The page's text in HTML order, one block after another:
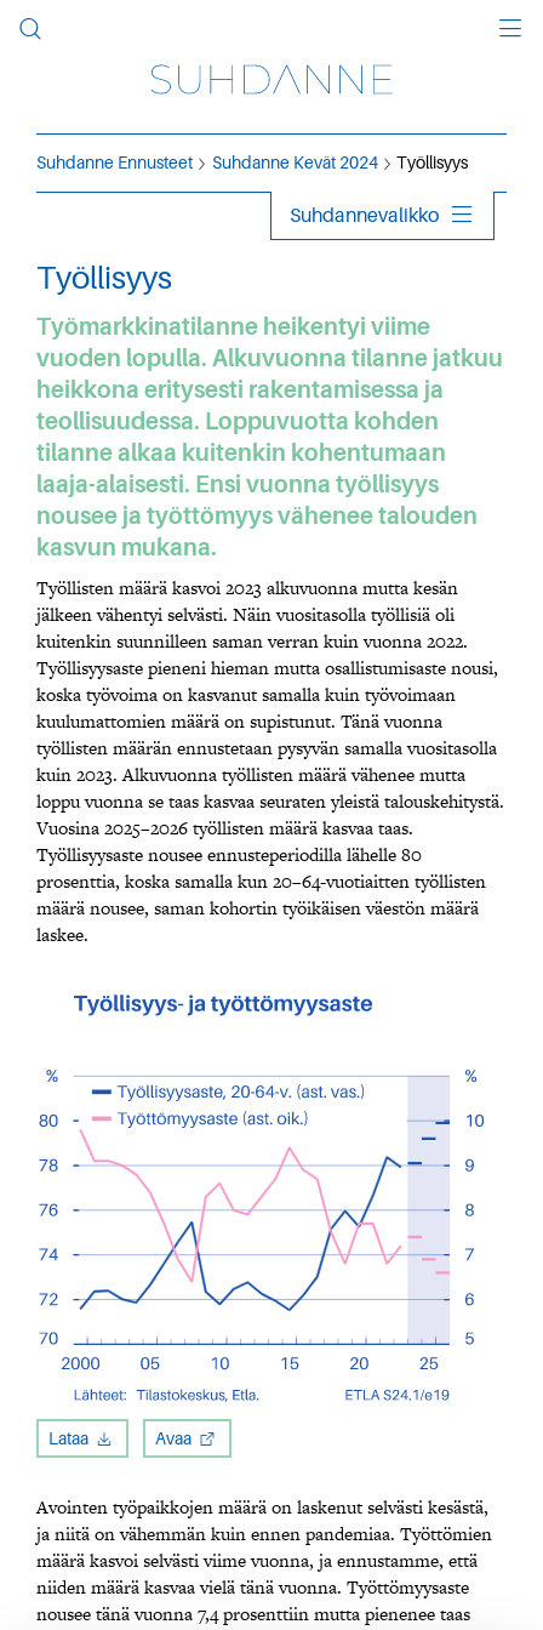
Suhdanne Ennusteet Suhdanne Kevät 2024 Työllisyys
Työllisyys
Työmarkkinatilanne heikentyi viime
vuoden lopulla. Alkuvuonna tilanne jatkuu
heikkona eritysesti rakentamisessa ja
teollisuudessa. Loppuvuotta kohden
tilanne alkaa kuitenkin kohentumaan
laaja-alaisesti. Ensi vuonna työllisyys
nousee ja työttömyys vähenee talouden
kasvun mukana.
Työllisten määrä kasvoi 2023 alkuvuonna mutta kesän
jälkeen vähentyi selvästi. Näin vuositasolla työllisiä oli
kuitenkin suunnilleen saman verran kuin vuonna 2022.
Työllisyysaste pieneni hieman mutta osallistumisaste nousi,
koska työvoima on kasvanut samalla kuin työvoimaan
kuulumattomien määrä on supistunut. Tänä vuonna
työllisten määrän ennustetaan pysyvän samalla vuositasolla
kuin 2023. Alkuvuonna työllisten määrä vähenee mutta
loppu vuonna se taas kasvaa seuraten yleistä talouskehitystä.
Vuosina 2025–2026 työllisten määrä kasvaa taas.
Työllisyysaste nousee ennusteperiodilla lähelle 80
prosenttia, koska samalla kun 20–64-vuotiaitten työllisten
määrä nousee, saman kohortin työikäisen väestön määrä
laskee.
Lataa Avaa
Avointen työpaikkojen määrä on laskenut selvästi kesästä,
ja niitä on vähemmän kuin ennen pandemiaa. Työttömien
määrä kasvoi selvästi viime vuonna, ja ennustamme, että
niiden määrä kasvaa vielä tänä vuonna. Työttömyysaste
nousee tänä vuonna 7,4 prosenttiin mutta pienenee taas
Suhdannevalikko